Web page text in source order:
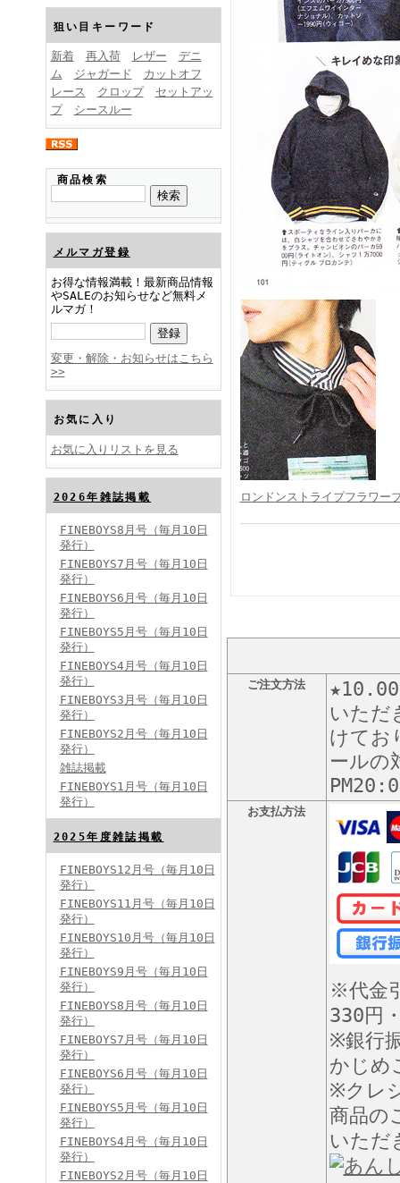
FINEBOYS2024年12月号
FINEBOYS2024年11月号
FINEBOYS2024年10月号
FINEBOYS2024年9月号
FINEBOYS2024年8月号
FINEBOYS2024年7月号
FINEBOYS2024年6月号
狙い目キーワード
新着 再入荷 レザー
デニ
ム
ジャガード
カットオフ
レース
クロップ
セットアッ
プ
シースルー
商品検索
メルマガ登録
お得な情報満載！最新商品情報
やSALEのお知らせなど無料メ
ルマガ！
変更・解除・お知らせはこちら
>>
お気に入り
お気に入りリストを見る
2026年雑誌掲載
FINEBOYS8月号（毎月10日
発行）
FINEBOYS7月号（毎月10日
発行）
FINEBOYS6月号（毎月10日
発行）
FINEBOYS5月号（毎月10日
発行）
FINEBOYS4月号（毎月10日
発行）
FINEBOYS3月号（毎月10日
発行）
FINEBOYS2月号（毎月10日
発行）
雑誌掲載
FINEBOYS1月号（毎月10日
発行）
2025年度雑誌掲載
FINEBOYS12月号（毎月10日
発行）
FINEBOYS11月号（毎月10日
発行）
FINEBOYS10月号（毎月10日
発行）
FINEBOYS9月号（毎月10日
発行）
FINEBOYS8月号（毎月10日
発行）
FINEBOYS7月号（毎月10日
発行）
FINEBOYS6月号（毎月10日
発行）
FINEBOYS5月号（毎月10日
発行）
FINEBOYS4月号（毎月10日
発行）
FINEBOYS2月号（毎月10日
ロンドンストライプフラワー
ご注文方法
いただ
けてお
ールの
お支払方法
※代金
330円
※銀行
かじめ
※クレ
商品の
いただ